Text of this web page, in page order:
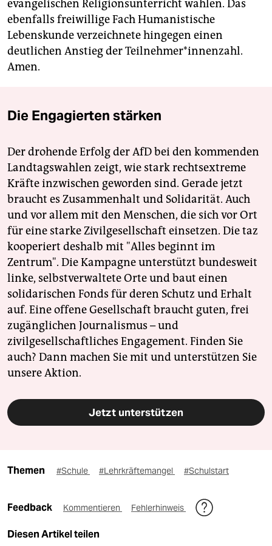
evangelischen Religionsunterricht wählen. Das
ebenfalls freiwillige Fach Humanistische
Lebenskunde verzeichnete hingegen einen
deutlichen Anstieg der Teilnehmer*innenzahl.
Amen.
Die Engagierten stärken
Der drohende Erfolg der AfD bei den kommenden
Landtagswahlen zeigt, wie stark rechtsextreme
Kräfte inzwischen geworden sind. Gerade jetzt
braucht es Zusammenhalt und Solidarität. Auch
und vor allem mit den Menschen, die sich vor Ort
für eine starke Zivilgesellschaft einsetzen. Die taz
kooperiert deshalb mit "Alles beginnt im
Zentrum". Die Kampagne unterstützt bundesweit
linke, selbstverwaltete Orte und baut einen
solidarischen Fonds für deren Schutz und Erhalt
auf. Eine offene Gesellschaft braucht guten, frei
zugänglichen Journalismus – und
zivilgesellschaftliches Engagement. Finden Sie
auch? Dann machen Sie mit und unterstützen Sie
unsere Aktion.
Jetzt unterstützen
Themen #Schule #Lehrkräftemangel #Schulstart
Feedback Kommentieren Fehlerhinweis
Diesen Artikel teilen